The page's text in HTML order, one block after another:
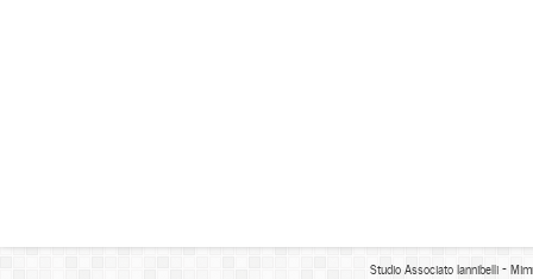
Studio Associato Iannibelli -